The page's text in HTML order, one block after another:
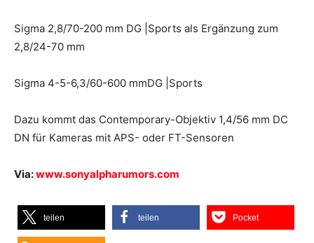
Sigma 2,8/70-200 mm DG |Sports als Ergänzung zum
2,8/24-70 mm
Sigma 4-5-6,3/60-600 mmDG |Sports
Dazu kommt das Contemporary-Objektiv 1,4/56 mm DC
DN für Kameras mit APS- oder FT-Sensoren
Via:www.sonyalpharumors.com
teilen teilen Pocket